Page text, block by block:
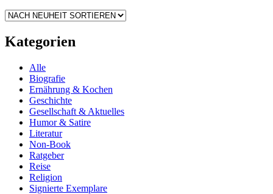
Kategorien
Alle
Biografie
Ernährung & Kochen
Geschichte
Gesellschaft & Aktuelles
Humor & Satire
Literatur
Non-Book
Ratgeber
Reise
Religion
Signierte Exemplare